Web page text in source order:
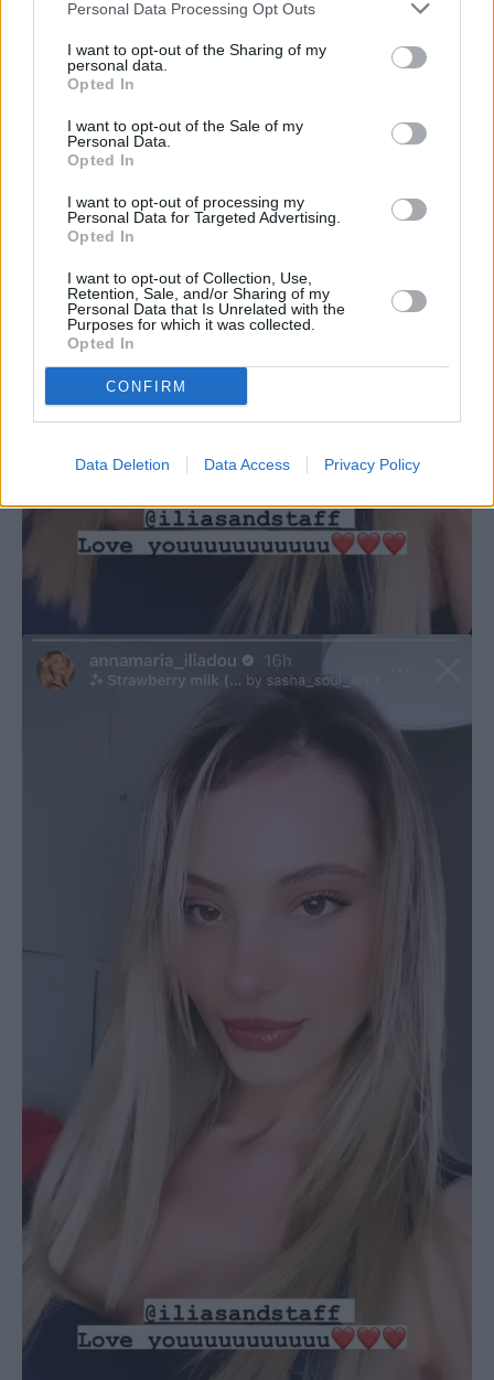
Personal Data Processing Opt Outs
I want to opt-out of the Sharing of my
personal data.
Opted In
I want to opt-out of the Sale of my
Personal Data.
Opted In
I want to opt-out of processing my
Personal Data for Targeted Advertising.
Opted In
I want to opt-out of Collection, Use,
Retention, Sale, and/or Sharing of my
Personal Data that Is Unrelated with the
Purposes for which it was collected.
Opted In
CONFIRM
Data Deletion Data Access Privacy Policy